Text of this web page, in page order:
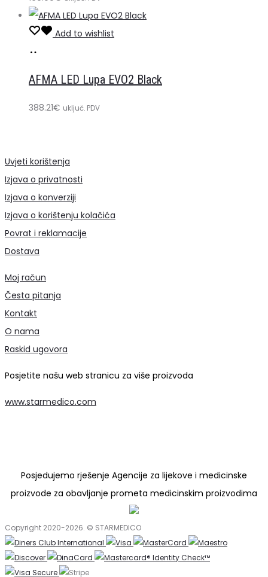
Add to wishlist
košaricu
AFMA LED Lupa EVO2 Black
388.21€ uključ. PDV
Uvjeti korištenja
Izjava o privatnosti
Izjava o konverziji
Izjava o korištenju kolačića
Povrat i reklamacije
Dostava
Moj račun
Česta pitanja
Kontakt
O nama
Raskid ugovora
Posjetite našu web stranicu za više proizvoda
www.starmedico.com
Posjedujemo rješenje Agencije za lijekove i medicinske
proizvode za obavljanje prometa medicinskim proizvodima
Copyright 2020-2026. © STARMEDICO